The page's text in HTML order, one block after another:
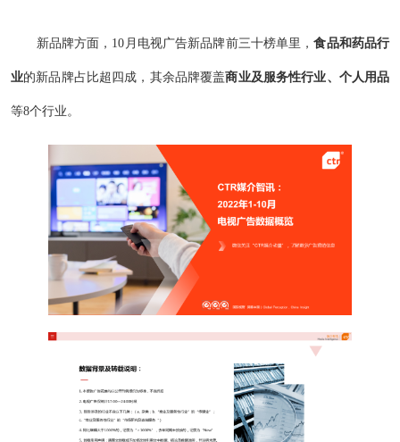
新品牌方面，10月电视广告新品牌前三十榜单里，食品和药品行
业的新品牌占比超四成，其余品牌覆盖商业及服务性行业、个人用品
等8个行业。